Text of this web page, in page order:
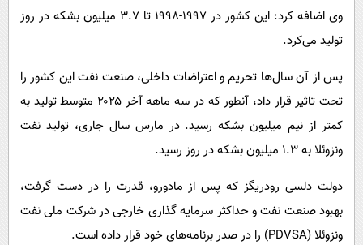
وی اضافه کرد: این کشور در ۱۹۹۷-۱۹۹۸ تا ۳.۷ میلیون بشکه در روز
تولید می‌کرد.
پس از آن سال‌ها تحریم و اعتراضات داخلی، صنعت نفت این کشور را
تحت تاثیر قرار داد، آنطور که در سه ماهه آخر ۲۰۲۵ متوسط تولید به
کمتر از نیم میلیون بشکه رسید. در مارس سال جاری، تولید نفت
ونزوئلا به ۱.۳ میلیون بشکه در روز رسید.
دولت دلسی رودریگز که پس از مادورو، قدرت را در دست گرفت،
بهبود صنعت نفت و حداکثر سرمایه گذاری خارجی در شرکت ملی نفت
ونزوئلا (PDVSA) را در صدر برنامه‌های خود قرار داده است.